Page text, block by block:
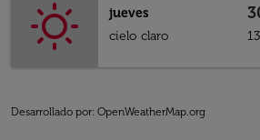
jueves
cielo claro
Desarrollado por: OpenWeatherMap.org